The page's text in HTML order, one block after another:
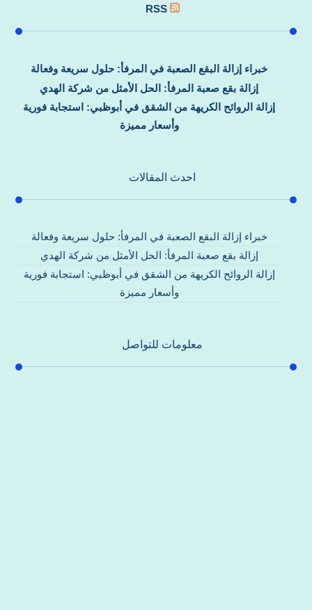
RSS
خبراء إزالة البقع الصعبة في المرفأ: حلول سريعة وفعالة
إزالة بقع صعبة المرفأ: الحل الأمثل من شركة الهدي
إزالة الروائح الكريهة من الشقق في أبوظبي: استجابة فورية
وأسعار مميزة
احدث المقالات
خبراء إزالة البقع الصعبة في المرفأ: حلول سريعة وفعالة
إزالة بقع صعبة المرفأ: الحل الأمثل من شركة الهدي
إزالة الروائح الكريهة من الشقق في أبوظبي: استجابة فورية
وأسعار مميزة
معلومات للتواصل